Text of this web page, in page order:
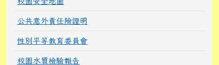
公共意外責任險證明
性別平等教育委員會
校園水質檢驗報告